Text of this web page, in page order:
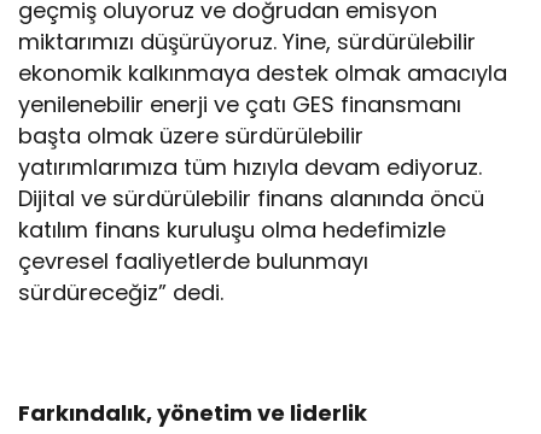
geçmiş oluyoruz ve doğrudan emisyon
miktarımızı düşürüyoruz. Yine, sürdürülebilir
ekonomik kalkınmaya destek olmak amacıyla
yenilenebilir enerji ve çatı GES finansmanı
başta olmak üzere sürdürülebilir
yatırımlarımıza tüm hızıyla devam ediyoruz.
Dijital ve sürdürülebilir finans alanında öncü
katılım finans kuruluşu olma hedefimizle
çevresel faaliyetlerde bulunmayı
sürdüreceğiz” dedi.
Farkındalık, yönetim ve liderlik